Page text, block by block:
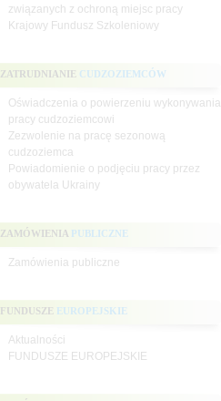
związanych z ochroną miejsc pracy
Krajowy Fundusz Szkoleniowy
ZATRUDNIANIE CUDZOZIEMCÓW
Oświadczenia o powierzeniu wykonywania
pracy cudzoziemcowi
Zezwolenie na pracę sezonową
cudzoziemca
Powiadomienie o podjęciu pracy przez
obywatela Ukrainy
ZAMÓWIENIA PUBLICZNE
Zamówienia publiczne
FUNDUSZE EUROPEJSKIE
Aktualności
FUNDUSZE EUROPEJSKIE